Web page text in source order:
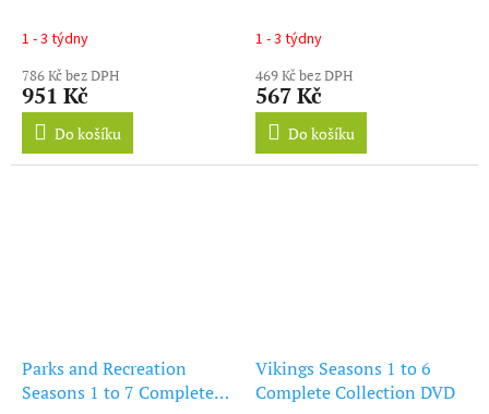
1 - 3 týdny
786 Kč bez DPH
951 Kč
Do košíku
1 - 3 týdny
469 Kč bez DPH
567 Kč
Do košíku
Parks and Recreation
Seasons 1 to 7 Complete
Vikings Seasons 1 to 6
Complete Collection DVD